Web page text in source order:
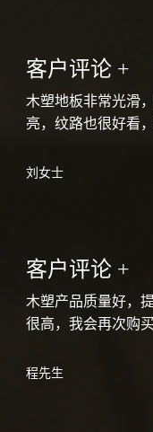
客户评论 +
木塑地板非常光滑
亮，纹路也很好看
刘女士
客户评论 +
木塑产品质量好，
很高，我会再次购
程先生